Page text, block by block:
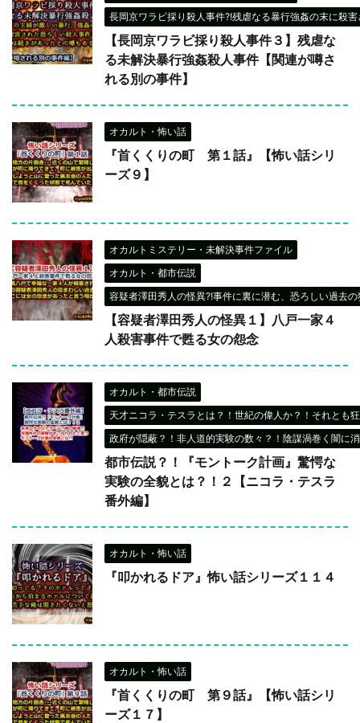
長岡京ワラビ採り殺人事件?!残虐なる暴行強姦の末に殺
【長岡京ワラビ採り殺人事件３】残虐な
る未解決暴行強姦殺人事件【関連が噂さ
れる別の事件】
オカルト・怖い話
『首くくりの町 第１話』【怖い話シリ
ーズ９】
オカルトミステリー・未解決事件ファイル
オカルト・都市伝説
容疑者澤田秀人の怪異?!事件に裏に潜む、恐ろしい過去
【容疑者澤田秀人の怪異１】八戸一家４
人殺害事件で甦る女の怨念
オカルト・都市伝説
天才ニコラ・テスラとは？！世紀の偉人か？！それとも
政府が隠蔽？！非人道的実験の数々？！陰謀渦巻く闇に
都市伝説？！『モントーク計画』驚愕な
実験の全貌とは？！２【ニコラ・テスラ
番外編】
オカルト・怖い話
『叩かれるドア』怖い話シリーズ１１４
オカルト・怖い話
『首くくりの町 第９話』【怖い話シリ
ーズ１７】